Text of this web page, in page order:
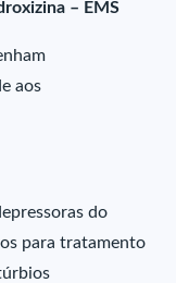
– EMS
aos
do
para tratamento